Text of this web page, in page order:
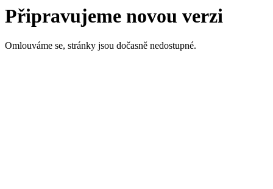
Připravujeme novou verzi
Omlouváme se, stránky jsou dočasně nedostupné.